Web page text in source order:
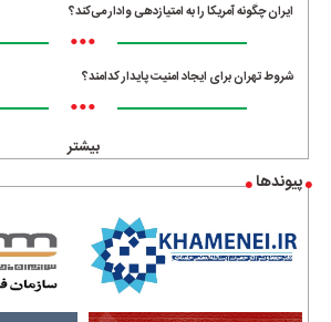
ایران چگونه آمریکا را به امتیازدهی وادار می‌کند؟
•••
شروط تهران برای ایجاد امنیت پایدار کدامند؟
•••
بیشتر
پیوندها